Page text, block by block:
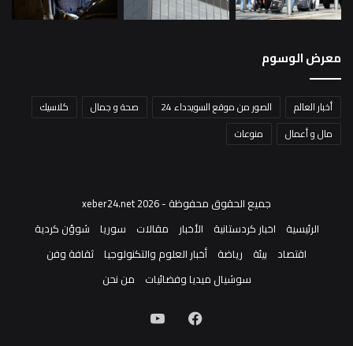
معرض الوسوم
أخبار العالم الصور من موقع السويدداء 24 صحة و جمال
كلاسيك
مال و أعمال
منوعات
جميع الحقوق محفوظة - xeber24.net 2026
الرئيسية
اخبار كردستانية الأخبار مقالات سوريا
شوؤن كردية
اقتصاد
بيئة رياضة أخبار العلوم والتكنولوجيا ثقافة وفن
سوشيال ميديا وفضائيات
من نحن
فيسبوك‫YouTube